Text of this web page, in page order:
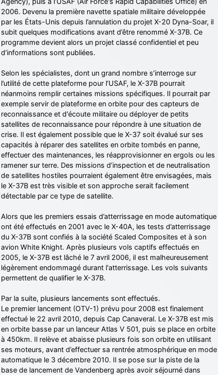
2006. Devenu la première navette spatiale militaire développée
par les États-Unis depuis l’annulation du projet X-20 Dyna-Soar, il
subit quelques modifications avant d’être renommé X-37B. Ce
programme devient alors un projet classé confidentiel et peu
d’informations sont publiées.
Selon les spécialistes, dont un grand nombre s’interroge sur
l’utilité de cette plateforme pour l’USAF, le X-37B pourrait
néanmoins remplir certaines missions spécifiques. Il pourrait par
exemple servir de plateforme en orbite pour des capteurs de
reconnaissance et d'écoute militaire ou déployer de petits
satellites de reconnaissance pour répondre à une situation de
crise. Il est également possible que le X-37 soit évalué sur ses
capacités à réparer des satellites en orbite tombés en panne,
effectuer des maintenances, les réapprovisionner en ergols ou les
ramener sur terre. Des missions d’inspection et de neutralisation
de satellites hostiles pourraient également être envisagées, mais
le X-37B est très visible et son approche serait facilement
détectable par ce type de satellite.
Alors que les premiers essais d’atterrissage en mode automatique
ont été effectués en 2001 avec le X-40A, les tests d’atterrissage
du X-37B sont confiés à la société Scaled Composites et à son
avion White Knight. Après plusieurs vols captifs effectués en
2005, le X-37B est lâché le 7 avril 2006, il est malheureusement
légèrement endommagé durant l'atterrissage. Les vols suivants
permettent de qualifier le X-37B.
Par la suite, plusieurs lancements sont effectués.
Le premier lancement (OTV-1) prévu pour 2008 est finalement
effectué le 22 avril 2010, depuis Cap Canaveral. Le X-37B est mis
en orbite basse par un lanceur Atlas V 501, puis se place en orbite
à 450km. Il relève et abaisse plusieurs fois son orbite en utilisant
ses moteurs, avant d’effectuer sa rentrée atmosphérique en mode
automatique le 3 décembre 2010. Il se pose sur la piste de la
base de lancement de Vandenberg après avoir séjourné dans